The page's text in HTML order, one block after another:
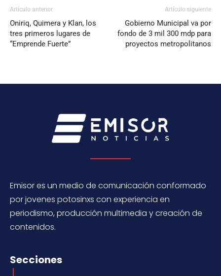
Artículo anterior
Oniriq, Quimera y Klan, los
tres primeros lugares de
“Emprende Fuerte”
Artículo siguiente
Gobierno Municipal va por
fondo de 3 mil 300 mdp para
proyectos metropolitanos
Emisor es un medio de comunicación conformado
por jovenes potosinxs con experiencia en
periodismo, producción multimedia y creación de
contenidos.
Secciones